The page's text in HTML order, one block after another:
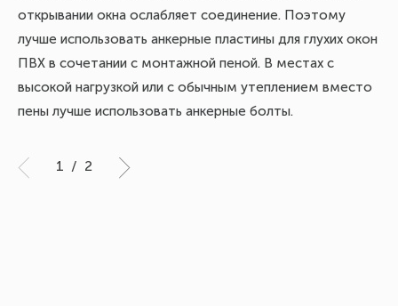
открывании окна ослабляет соединение. Поэтому
лучше использовать анкерные пластины для глухих окон
ПВХ в сочетании с монтажной пеной. В местах с
высокой нагрузкой или с обычным утеплением вместо
пены лучше использовать анкерные болты.
1 / 2